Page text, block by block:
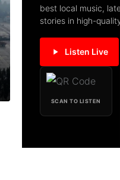
best local music,
stories in high-
Listen Live
SCAN TO LISTEN